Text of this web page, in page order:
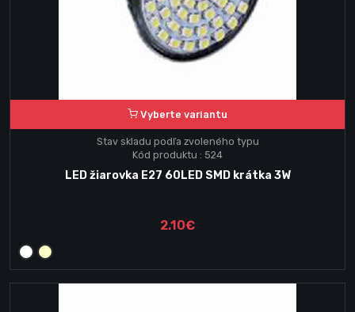
Vyberte variantu
Stav skladu podľa zvoleného typu
Kód produktu : 524
LED žiarovka E27 60LED SMD krátka 3W
2.10€